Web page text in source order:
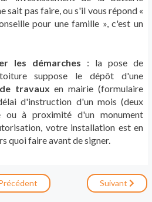
sait pas faire, ou s'il vous répond «
pour une famille », c'est un
les démarches : la pose de
suppose le dépôt d'une
travaux en mairie (formulaire
d'instruction d'un mois (deux
ou à proximité d'un monument
votre installation est en
quoi faire avant de signer.
Suivant